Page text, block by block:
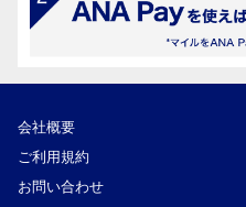
会社概要
ご利用規約
お問い合わせ